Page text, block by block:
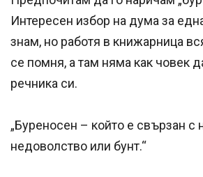
Интересен избор на дума за
знам, но работя в книжарница
се помня, а там няма как човек
речника си.
„Буреносен – който е свързан с
недоволство или бунт.“